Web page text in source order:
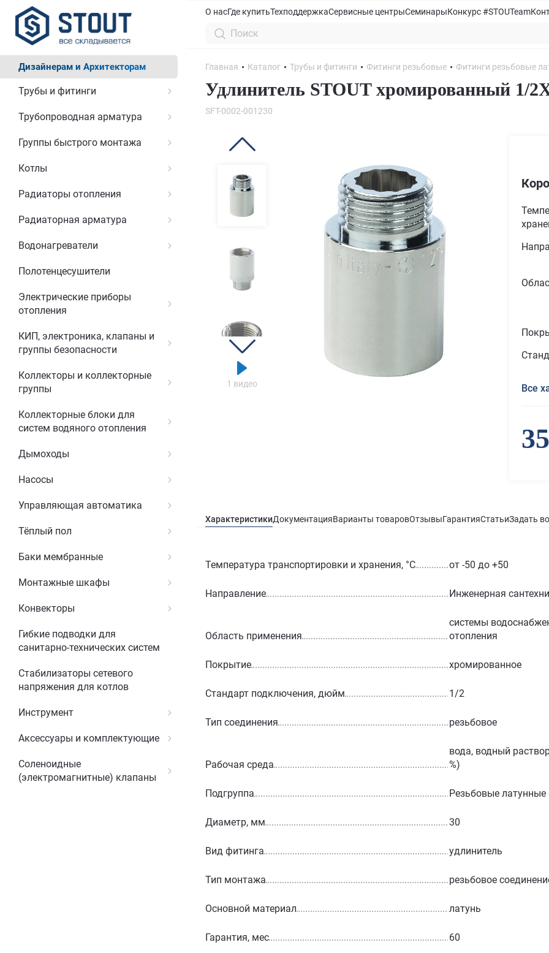
Дизайнерам и Архитекторам
Трубы и фитинги
Трубопроводная арматура
Группы быстрого монтажа
Котлы
Радиаторы отопления
Радиаторная арматура
Водонагреватели
Полотенцесушители
Электрические приборы
отопления
КИП, электроника, клапаны и
группы безопасности
Коллекторы и коллекторные
группы
Коллекторные блоки для
систем водяного отопления
Дымоходы
Насосы
Управляющая автоматика
Тёплый пол
Баки мембранные
Монтажные шкафы
Конвекторы
Гибкие подводки для
санитарно-технических систем
Стабилизаторы сетевого
напряжения для котлов
Инструмент
Аксессуары и комплектующие
Соленоидные
(электромагнитные) клапаны
О насГде купитьТехподдержкаСервисные центрыСеминарыКонкурс #STOUTeam
Главная Каталог Трубы и фитинги Фитинги резьбовые Фитинги резьбовые
Удлинитель STOUT хромированный 1/
SFT-0002-001230
1 видео Все
ХарактеристикиДокументацияВарианты товаровОтзывыГарантияСтатьиЗадать
Температура транспортировки и хранения, °С от -50 до +50
Направление Инженерная
Область применения
системы
отопления
Покрытие хромированное
Стандарт подключения, дюйм 1/2
Тип соединения резьбовое
Рабочая среда
вода, водный
%)
Подгруппа Резьбовые латунные
Диаметр, мм 30
Вид фитинга удлинитель
Тип монтажа резьбовое
Основной материал латунь
Гарантия, мес 60